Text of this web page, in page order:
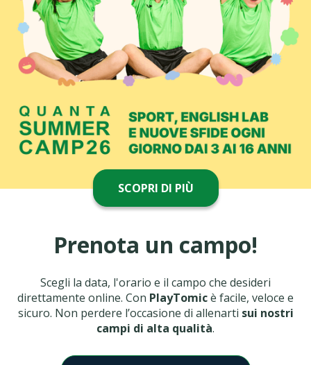
SCOPRI DI PIÙ
Prenota un campo!
Scegli la data, l'orario e il campo che desideri
direttamente online. Con PlayTomicè facile, veloce e
sicuro. Non perdere l’occasione di allenarti sui nostri
campi di alta qualità.